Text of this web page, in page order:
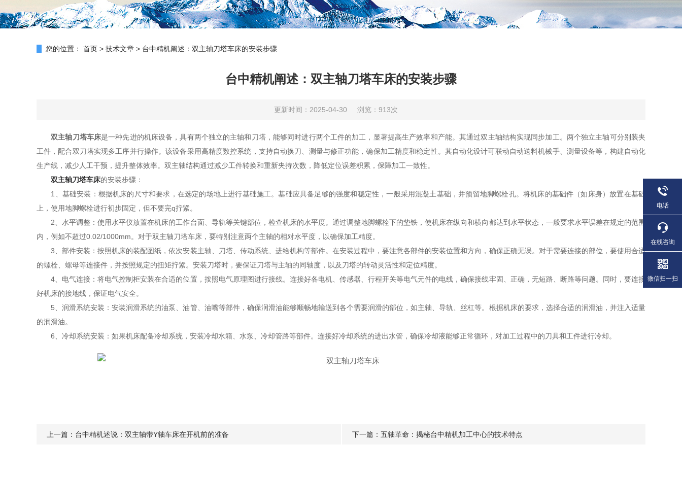
您的位置： 首页 > 技术文章 > 台中精机阐述：双主轴刀塔车床的安装步骤
台中精机阐述：双主轴刀塔车床的安装步骤
更新时间：2025-04-30 浏览：913次
双主轴刀塔车床是一种先进的机床设备，具有两个独立的主轴和刀塔，能够同时进行两个工件的加工，显著提高生产效率和产能。其通过双主轴结构实现同步加工。两个独立主轴可分别装夹
工件，配合双刀塔实现多工序并行操作。该设备采用高精度数控系统，支持自动换刀、测量与修正功能，确保加工精度和稳定性。其自动化设计可联动自动送料机械手、测量设备等，构建自动化
生产线，减少人工干预，提升整体效率。双主轴结构通过减少工件转换和重新夹持次数，降低定位误差积累，保障加工一致性。
双主轴刀塔车床的安装步骤：
1、基础安装：根据机床的尺寸和要求，在选定的场地上进行基础施工。基础应具备足够的强度和稳定性，一般采用混凝土基础，并预留地脚螺栓孔。将机床的基础件（如床身）放置在基础
上，使用地脚螺栓进行初步固定，但不要完q拧紧。
2、水平调整：使用水平仪放置在机床的工作台面、导轨等关键部位，检查机床的水平度。通过调整地脚螺栓下的垫铁，使机床在纵向和横向都达到水平状态，一般要求水平误差在规定的范围
内，例如不超过0.02/1000mm。对于双主轴刀塔车床，要特别注意两个主轴的相对水平度，以确保加工精度。
3、部件安装：按照机床的装配图纸，依次安装主轴、刀塔、传动系统、进给机构等部件。在安装过程中，要注意各部件的安装位置和方向，确保正确无误。对于需要连接的部位，要使用合适
的螺栓、螺母等连接件，并按照规定的扭矩拧紧。安装刀塔时，要保证刀塔与主轴的同轴度，以及刀塔的转动灵活性和定位精度。
4、电气连接：将电气控制柜安装在合适的位置，按照电气原理图进行接线。连接好各电机、传感器、行程开关等电气元件的电线，确保接线牢固、正确，无短路、断路等问题。同时，要连接
好机床的接地线，保证电气安全。
5、润滑系统安装：安装润滑系统的油泵、油管、油嘴等部件，确保润滑油能够顺畅地输送到各个需要润滑的部位，如主轴、导轨、丝杠等。根据机床的要求，选择合适的润滑油，并注入适量
的润滑油。
6、冷却系统安装：如果机床配备冷却系统，安装冷却水箱、水泵、冷却管路等部件。连接好冷却系统的进出水管，确保冷却液能够正常循环，对加工过程中的刀具和工件进行冷却。
上一篇： 台中精机述说：双主轴带Y轴车床在开机前的准备 下一篇： 五轴革命：揭秘台中精机加工中心的技术特点
电话
在线咨询
微信扫一扫